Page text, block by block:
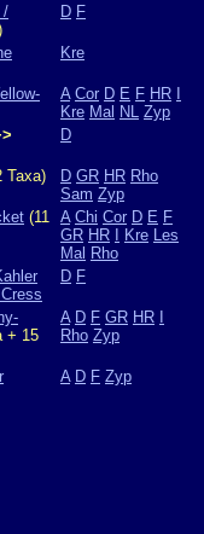
/
D F
Kre
A Cor D E F HR
Kre Mal NL Zyp
D
Taxa) D GR HR Rho
Sam Zyp
(11 A Chi Cor D E F
GR HR Kre Les
Mal Rho
D F
+ 15
A D F GR HR
Rho Zyp
A D F Zyp